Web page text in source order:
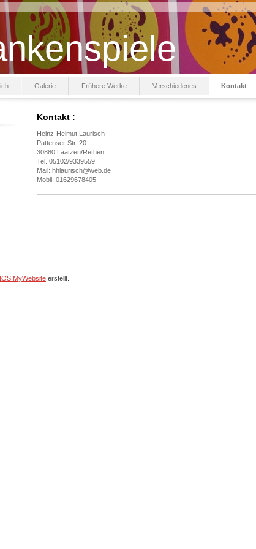
Galerie Frühere Werke Verschiedenes Kontakt
Kontakt :
Heinz-Helmut Laurisch
Pattenser Str. 20
30880 Laatzen/Rethen
Tel. 05102/9339559
Mail: hhlaurisch@web.de
Mobil: 01629678405
MyWebsite erstellt.